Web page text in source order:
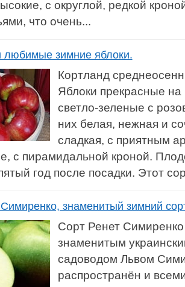
с округлой, редкой
что очень...
любимые зимние яблоки.
Кортланд
Яблоки прекрасные
светло-зеленые с
них белая, нежная и
сладкая, с приятным
с пирамидальной кроной.
год после посадки. Этот
знаменитый зимний
Сорт Ренет
знаменитым
садоводом Львом
распространён и